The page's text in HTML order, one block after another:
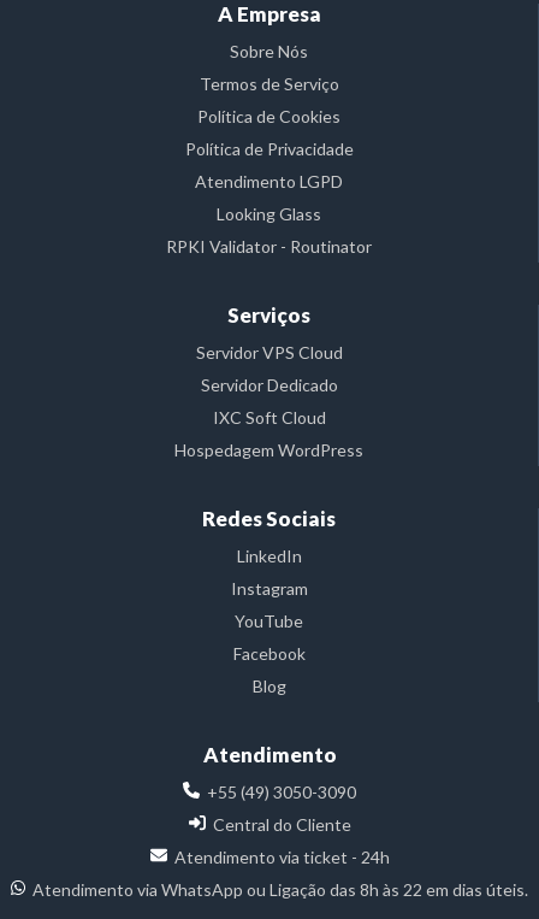
A Empresa
Sobre Nós
Termos de Serviço
Política de Cookies
Política de Privacidade
Atendimento LGPD
Looking Glass
RPKI Validator - Routinator
Serviços
Servidor VPS Cloud
Servidor Dedicado
IXC Soft Cloud
Hospedagem WordPress
Redes Sociais
LinkedIn
Instagram
YouTube
Facebook
Blog
Atendimento
+55 (49) 3050-3090
Central do Cliente
Atendimento via ticket - 24h
Atendimento via WhatsApp ou Ligação das 8h às 22 em dias úteis.